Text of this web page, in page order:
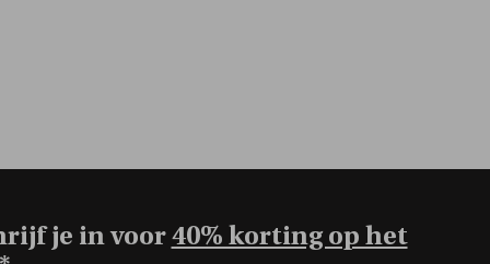
je in voor40% korting op het